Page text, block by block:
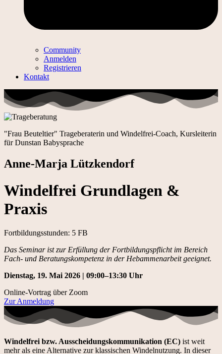
Community
Anmelden
Registrieren
Kontakt
"Frau Beuteltier" Trageberaterin und Windelfrei-Coach, Kursleiterin
für Dunstan Babysprache
Anne-Marja Lützkendorf
Windelfrei Grundlagen &
Praxis
Fortbildungsstunden: 5 FB
Das Seminar ist zur Erfüllung der Fortbildungspflicht im Bereich
Fach- und Beratungskompetenz in der Hebammenarbeit geeignet.
Dienstag, 19. Mai 2026 | 09:00–13:30 Uhr
Online-Vortrag über Zoom
Zur Anmeldung
Windelfrei bzw. Ausscheidungskommunikation (EC) ist weit
mehr als eine Alternative zur klassischen Windelnutzung. In dieser